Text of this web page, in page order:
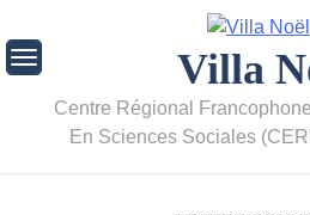
Villa
Centre Régional
En Sciences Sociales